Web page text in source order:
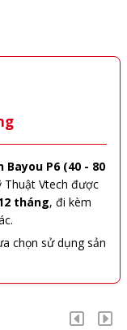
P6 (40 - 80
Thuật Vtech được
tháng, đi kèm
chọn sử dụng sản